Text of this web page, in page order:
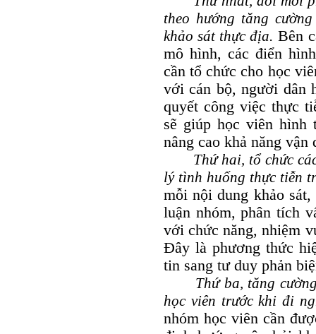
theo hướng tăng
khảo sát thực địa. Bên
mô hình, các điển
cần tổ chức cho học
với cán bộ, người dân
quyết công việc thực
sẽ giúp học viên hình
nâng cao khả năng
Thứ hai, tổ chức
lý tình huống thực tiễn
mỗi nội dung khảo
luận nhóm, phân tích
với chức năng, nhiệm
Đây là phương thức
tin sang tư duy phản
Thứ ba, tăng
học viên trước khi đi
nhóm học viên cần